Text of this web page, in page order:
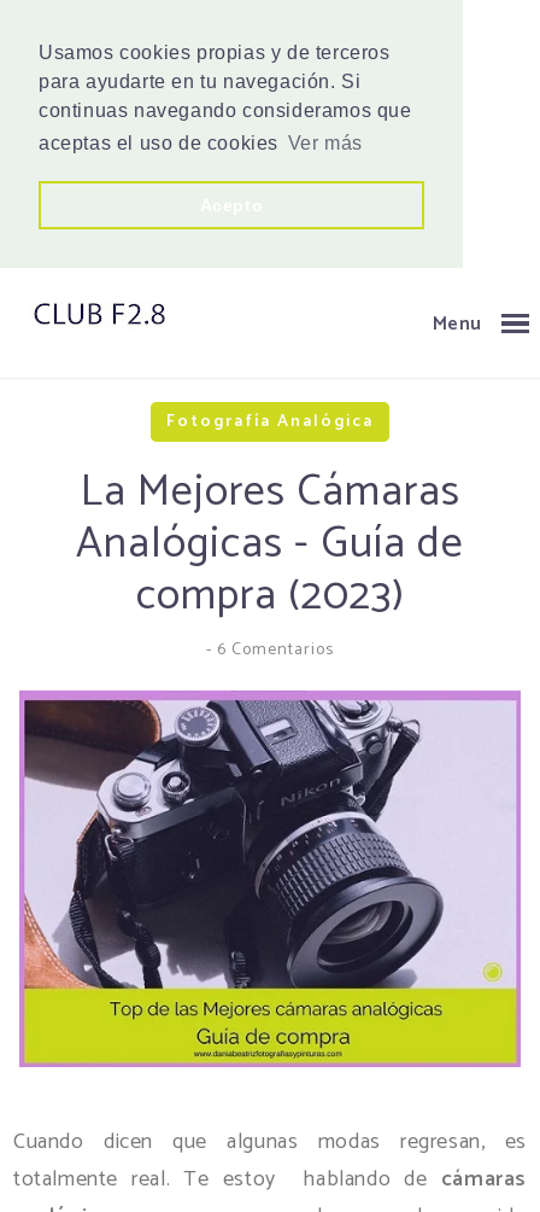
Usamos cookies propias y de terceros
para ayudarte en tu navegación. Si
continuas navegando consideramos que
aceptas el uso de cookies Ver más
Menu
Fotografía Analógica
La Mejores Cámaras
Analógicas - Guía de
compra (2023)
- 6 Comentarios
Cuando dicen que algunas modas regresan, es
totalmente real. Te estoy hablando de cámaras